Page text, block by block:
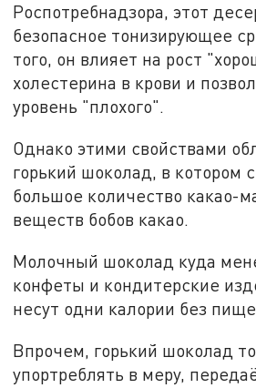
Роспотребнадзора, этот
безопасное тонизирующее
того, он влияет на рост
холестерина в крови и
уровень "плохого".
Однако этими свойствами
горький шоколад, в котором
большое количество какао-
веществ бобов какао.
Молочный шоколад куда
конфеты и кондитерские
несут одни калории без
Впрочем, горький шоколад
упортреблять в меру,